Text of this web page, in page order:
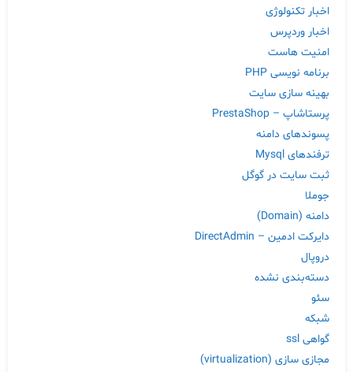
اخبار تکنولوژی
اخبار وردپرس
امنیت هاست
برنامه نویسی PHP
بهینه سازی سایت
پرستاشاپ – PrestaShop
پسوندهای دامنه
ترفندهای Mysql
ثبت سایت در گوگل
جوملا
دامنه (Domain)
دایرکت ادمین – DirectAdmin
دروپال
دسته‌بندی نشده
سئو
شبکه
گواهی ssl
مجازی سازی (virtualization)